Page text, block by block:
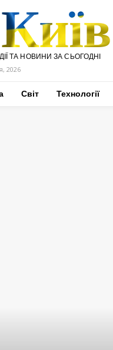
ТА НОВИНИ ЗА СЬОГОДНІ
2026
Світ Технології